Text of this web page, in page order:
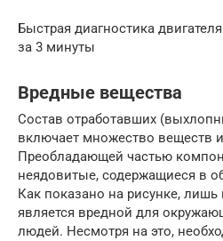
Быстрая диагностика
за 3 минуты
Вредные вещества
Состав отработавших
включает множество веществ
Преобладающей частью
неядовитые, содержащиеся в
Как показано на рисунке,
является вредной для
людей. Несмотря на это,